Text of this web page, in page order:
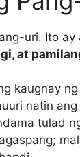
uri. Ito ay
at
kaugnay
natin
tulad